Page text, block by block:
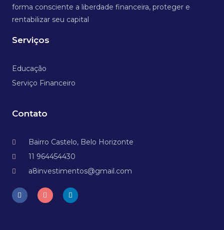
forma consciente a liberdade financeira, proteger e
rentabilizar seu capital
Serviços
Educação
Serviço Financeiro
Contato
Bairro Castelo, Belo Horizonte
11 964454430
a8investimentos@gmail.com